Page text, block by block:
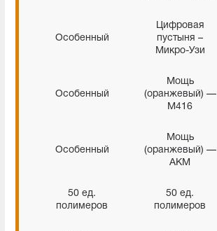
Особенный
Цифровая
пустыня –
Микро-Узи
Особенный
Мощь
(оранжевый) —
M416
Особенный
Мощь
(оранжевый) —
AKM
50 ед.
полимеров
50 ед.
полимеров